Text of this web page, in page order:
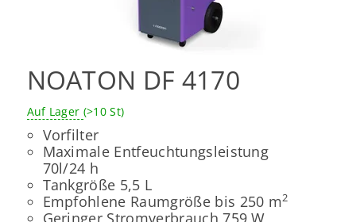
NOATON DF 4170
Auf Lager (>10 St)
Vorfilter
Maximale Entfeuchtungsleistung
70l/24 h
Tankgröße 5,5 L
Empfohlene Raumgröße bis 250 m2
Geringer Stromverbrauch 759 W